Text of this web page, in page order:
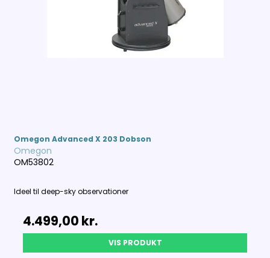
Omegon Advanced X 203 Dobson
Omegon
OM53802
Ideel til deep-sky observationer
4.499,00 kr.
VIS PRODUKT